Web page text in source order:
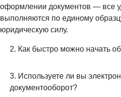
оформлении документов — все
выполняются по единому
юридическую силу.
2. Как быстро можно начать
3. Используете ли вы
документооборот?